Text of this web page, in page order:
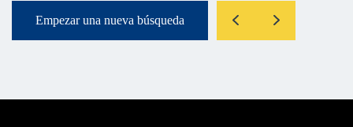
Empezar una nueva búsqueda